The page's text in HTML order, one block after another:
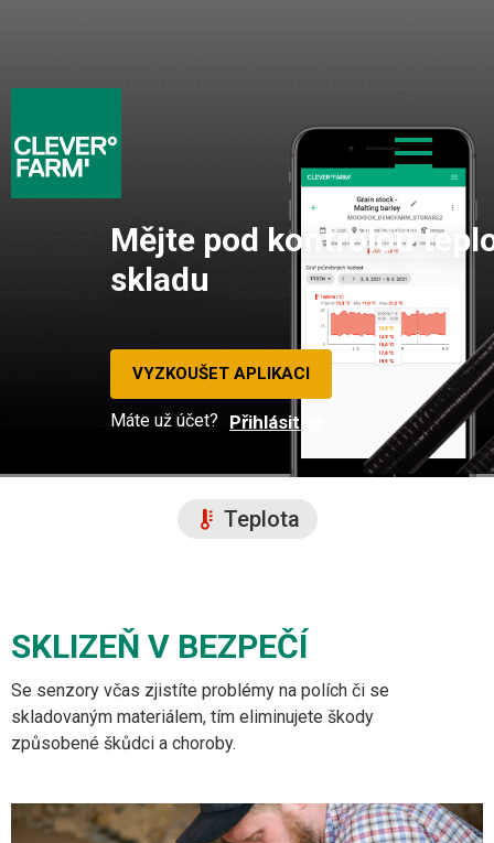
Mějte pod kontrolou
skladu
VYZKOUŠET APLIKACI
Máte už účet? Přihlásit se
Teplota
SKLIZEŇ V BEZPEČÍ
Se senzory včas zjistíte problémy na polích či se
skladovaným materiálem, tím eliminujete škody
způsobené škůdci a choroby.